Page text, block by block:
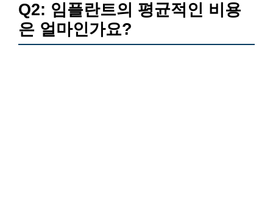
Q2: 임플란트의 평균적인 비용
은 얼마인가요?